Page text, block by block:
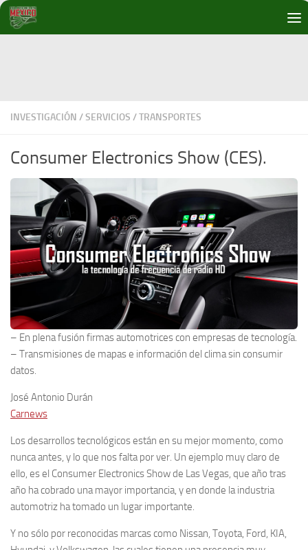
Debajo del contenido
INVESTIGACIÓN /SERVICIOS /TRANSPORTES
Consumer Electronics Show (CES).
– En plena fusión firmas automotrices con empresas de tecnología.
– Transmisiones de mapas e información del clima sin consumir
datos.
José Antonio Durán
Carnews
Los desarrollos tecnológicos están en su mejor momento, como
nunca antes, y lo que nos falta por ver. Un ejemplo muy claro de
ello, es el Consumer Electronics Show de Las Vegas, que año tras
año ha cobrado una mayor importancia, y en donde la industria
automotriz ha tomado un lugar importante.
Y no sólo por reconocidas marcas como Nissan, Toyota, Ford, KIA,